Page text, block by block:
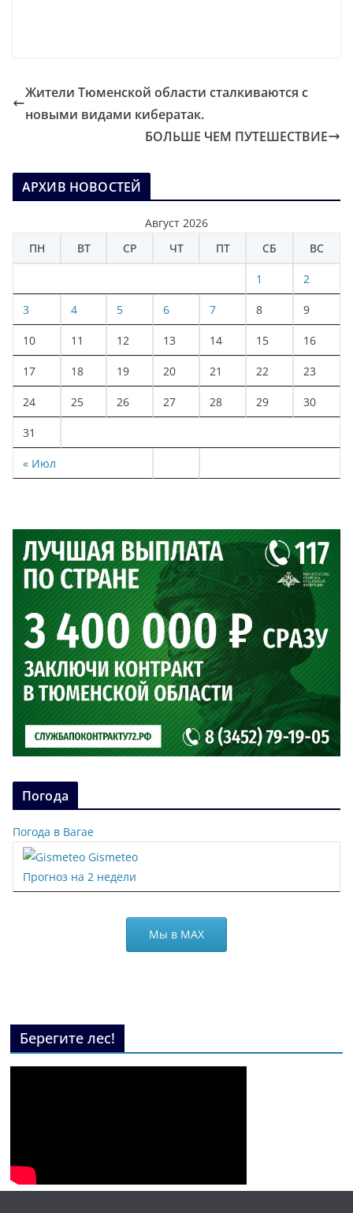
Жители Тюменской области сталкиваются с
новыми видами кибератак.
БОЛЬШЕ ЧЕМ ПУТЕШЕСТВИЕ
АРХИВ НОВОСТЕЙ
Август 2026
ПН
ВТ СР ЧТ ПТ СБ ВС
« Июл
1 2
3 4 5 6 7 8 9
10 11 12 13 14 15 16
17 18 19 20 21 22 23
24 25 26 27 28 29 30
31
Погода
Погода в Вагае
Gismeteo
Прогноз на 2 недели
Мы в МАХ
Берегите лес!